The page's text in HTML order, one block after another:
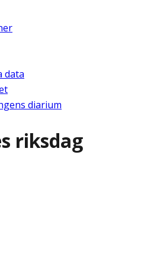
data
diarium
riksdag